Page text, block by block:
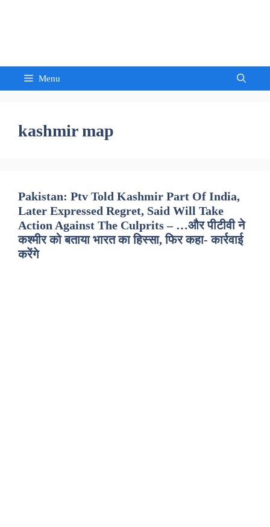
Menu
kashmir map
Pakistan: Ptv Told Kashmir Part Of India,
Later Expressed Regret, Said Will Take
Action Against The Culprits – …और पीटीवी ने
कश्मीर को बताया भारत का हिस्सा, फिर कहा- कार्रवाई
करेंगे